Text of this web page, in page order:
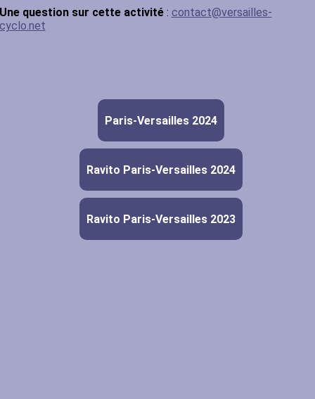
question sur cette activité: contact@versailles-
Paris-Versailles 2024
Ravito Paris-Versailles 2024
Ravito Paris-Versailles 2023